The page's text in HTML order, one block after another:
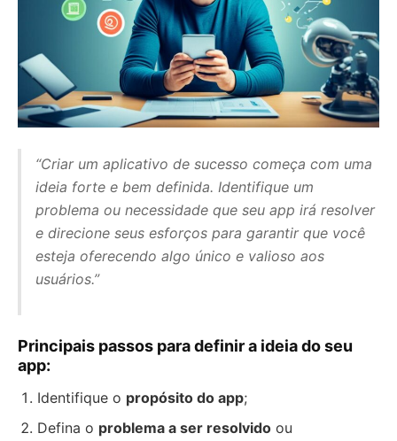
“Criar um aplicativo de sucesso começa com uma
ideia forte e bem definida. Identifique um
problema ou necessidade que seu app irá resolver
e direcione seus esforços para garantir que você
esteja oferecendo algo único e valioso aos
usuários.”
Principais passos para definir a ideia do seu
app:
Identifique o propósito do app;
Defina o problema a ser resolvido ou